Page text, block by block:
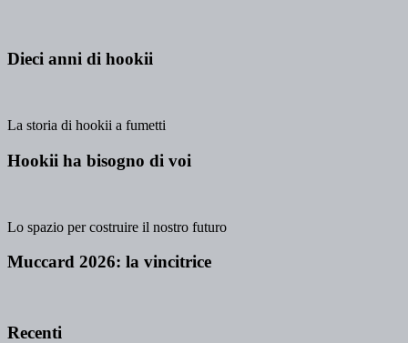
Dieci anni di hookii
La storia di hookii a fumetti
Hookii ha bisogno di voi
Lo spazio per costruire il nostro futuro
Muccard 2026: la vincitrice
Recenti